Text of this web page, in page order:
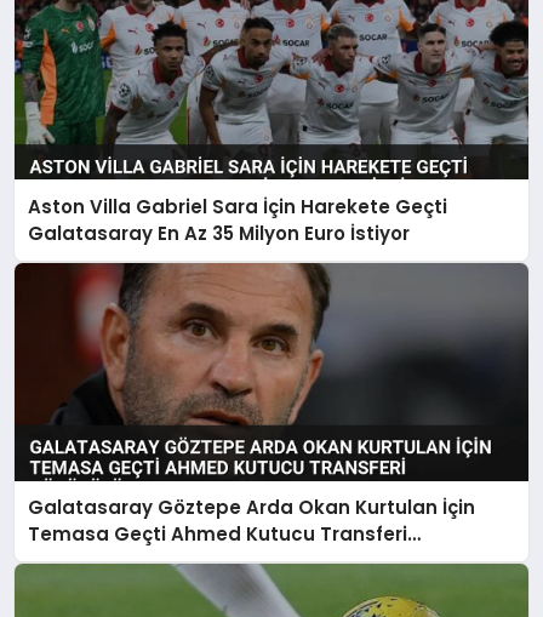
Aston Villa Gabriel Sara İçin Harekete Geçti
Galatasaray En Az 35 Milyon Euro İstiyor
Galatasaray Göztepe Arda Okan Kurtulan İçin
Temasa Geçti Ahmed Kutucu Transferi
Görüşülüyor